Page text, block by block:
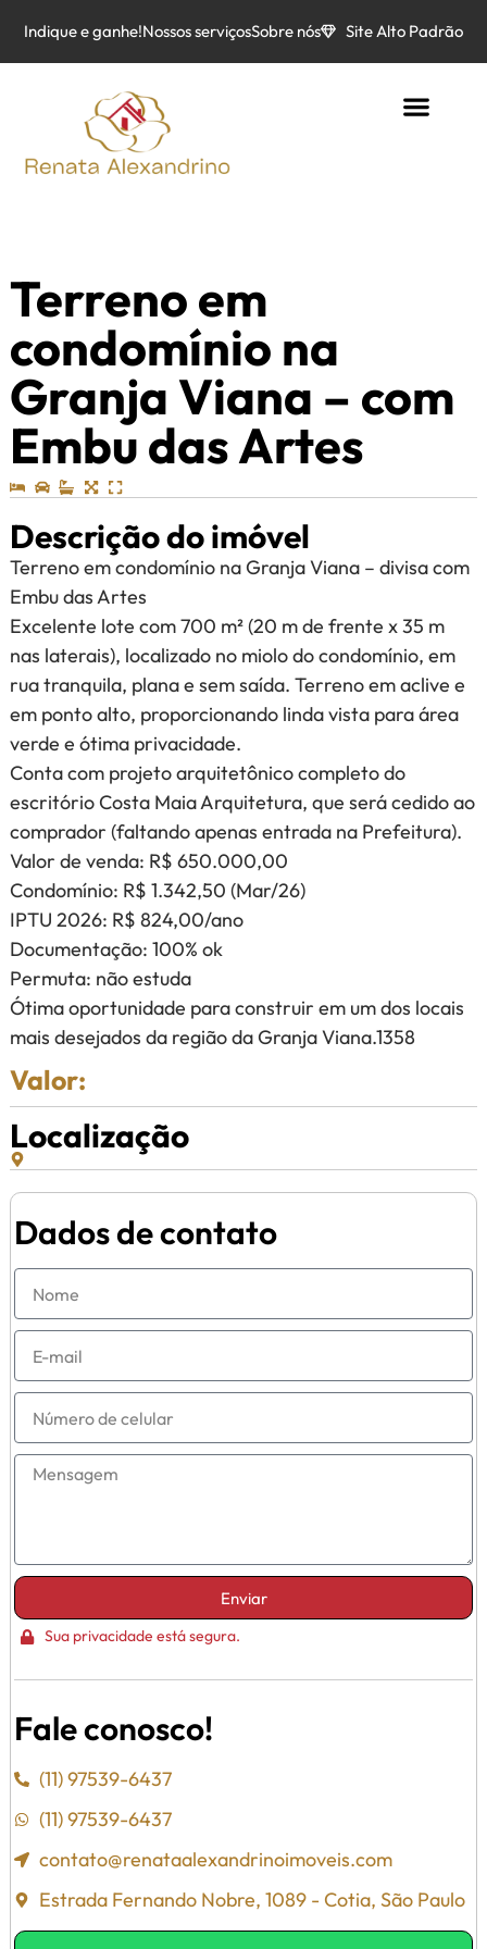
Indique e ganhe!Nossos serviçosSobre nós Site Alto Padrão
Terreno em
condomínio na
Granja Viana – com
Embu das Artes
Descrição do imóvel
Terreno em condomínio na Granja Viana – divisa com
Embu das Artes
Excelente lote com 700 m² (20 m de frente x 35 m
nas laterais), localizado no miolo do condomínio, em
rua tranquila, plana e sem saída. Terreno em aclive e
em ponto alto, proporcionando linda vista para área
verde e ótima privacidade.
Conta com projeto arquitetônico completo do
escritório Costa Maia Arquitetura, que será cedido ao
comprador (faltando apenas entrada na Prefeitura).
Valor de venda: R$ 650.000,00
Condomínio: R$ 1.342,50 (Mar/26)
IPTU 2026: R$ 824,00/ano
Documentação: 100% ok
Permuta: não estuda
Ótima oportunidade para construir em um dos locais
mais desejados da região da Granja Viana.1358
Valor:
Localização
Dados de contato
Enviar
Sua privacidade está segura.
Fale conosco!
(11) 97539-6437
(11) 97539-6437
contato@renataalexandrinoimoveis.com
Estrada Fernando Nobre, 1089 - Cotia, São Paulo